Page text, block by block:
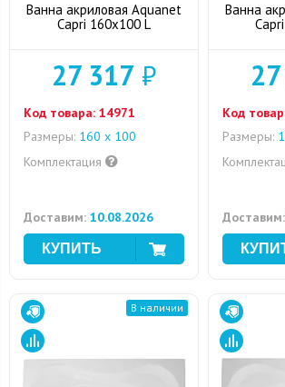
Ванна акриловая Aquanet
Capri 160x100 L
27 317 ₽
Код товара: 14971
Размеры: 160 x 100
Комплектация
Доставим: 10.08.2026
Ванна
Код
Размеры:
Доставим:
В наличии